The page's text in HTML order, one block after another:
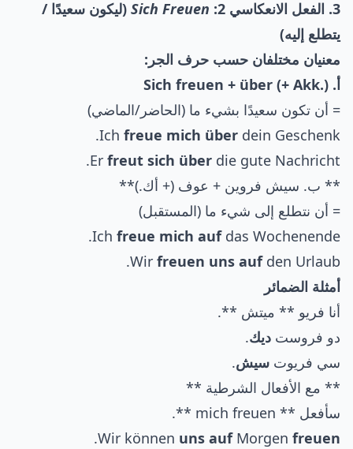
3. الفعل الانعكاسي 2: Sich Freuen (ليكون سعيدًا /
يتطلع إليه)
معنيان مختلفان حسب حرف الجر:
أ. Sich freuen + über (+ Akk.)
= أن تكون سعيدًا بشيء ما (الحاضر/الماضي)
Ich freue mich über dein Geschenk.
Er freut sich über die gute Nachricht.
** ب. سيش فروين + عوف (+ أك.)**
= أن نتطلع إلى شيء ما (المستقبل)
Ich freue mich aufdas Wochenende.
Wir freuen uns aufden Urlaub.
أمثلة الضمائر
أنا فريو ** ميتش **.
دو فروست ديك.
سي فريوت سيش.
** مع الأفعال الشرطية **
سأفعل ** mich freuen **.
Wir können uns aufMorgen freuen
.